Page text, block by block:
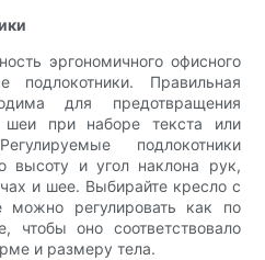
эргономичного офисного
Правильная
для предотвращения
при наборе текста или
подлокотники
высоту и угол наклона рук,
и шее. Выбирайте кресло с
можно регулировать как по
чтобы оно соответствовало
и размеру тела.